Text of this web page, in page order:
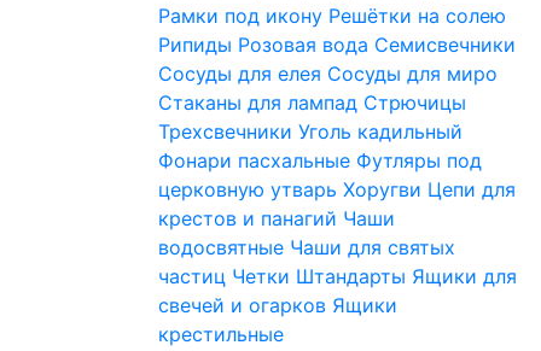
Рамки под икону Решётки на солею
Рипиды Розовая вода Семисвечники
Сосуды для елея Сосуды для миро
Стаканы для лампад Стрючицы
Трехсвечники Уголь кадильный
Фонари пасхальные Футляры под
церковную утварь Хоругви Цепи для
крестов и панагий Чаши
водосвятные Чаши для святых
частиц Четки Штандарты Ящики для
свечей и огарков Ящики
крестильные